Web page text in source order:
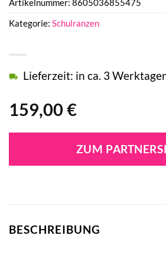
159,00 €
Lieferzeit: in ca. 3
ZUM
Artikelnummer: 8605036855475
Kategorie: Schulranzen
BESCHREIBUNG